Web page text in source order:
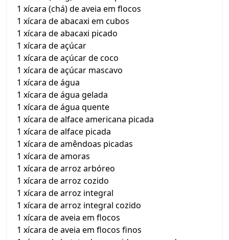
1 xícara (chá) de aveia em flocos
1 xícara de abacaxi em cubos
1 xícara de abacaxi picado
1 xícara de açúcar
1 xícara de açúcar de coco
1 xícara de açúcar mascavo
1 xícara de água
1 xícara de água gelada
1 xícara de água quente
1 xícara de alface americana picada
1 xícara de alface picada
1 xícara de amêndoas picadas
1 xícara de amoras
1 xícara de arroz arbóreo
1 xícara de arroz cozido
1 xícara de arroz integral
1 xícara de arroz integral cozido
1 xícara de aveia em flocos
1 xícara de aveia em flocos finos